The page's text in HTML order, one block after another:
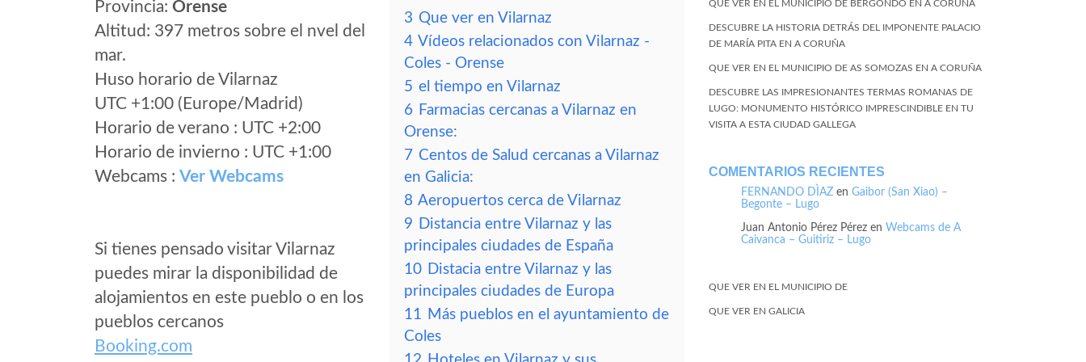
Provincia: Orense
Altitud: 397 metros sobre el nvel del
mar.
Huso horario de Vilarnaz
UTC +1:00 (Europe/Madrid)
Horario de verano : UTC +2:00
Horario de invierno : UTC +1:00
Webcams : Ver Webcams
Si tienes pensado visitar Vilarnaz
puedes mirar la disponibilidad de
alojamientos en este pueblo o en los
pueblos cercanos
Booking.com
3 Que ver en Vilarnaz
4 Vídeos relacionados con Vilarnaz -
Coles - Orense
5 el tiempo en Vilarnaz
6 Farmacias cercanas a Vilarnaz en
Orense:
7 Centos de Salud cercanas a Vilarnaz
en Galicia:
8 Aeropuertos cerca de Vilarnaz
9 Distancia entre Vilarnaz y las
principales ciudades de España
10 Distacia entre Vilarnaz y las
principales ciudades de Europa
11 Más pueblos en el ayuntamiento de
Coles
QUE VER EN EL MUNICIPIO DE BERGONDO EN A CORUÑA
DESCUBRE LA HISTORIA DETRÁS DEL IMPONENTE PALACIO
DE MARÍA PITA EN A CORUÑA
QUE VER EN EL MUNICIPIO DE AS SOMOZAS EN A CORUÑA
DESCUBRE LAS IMPRESIONANTES TERMAS ROMANAS DE
LUGO: MONUMENTO HISTÓRICO IMPRESCINDIBLE EN TU
VISITA A ESTA CIUDAD GALLEGA
COMENTARIOS RECIENTES
FERNANDO DÌAZ en Gaibor (San Xiao) –
Begonte – Lugo
Juan Antonio Pérez Pérez en Webcams de A
Caivanca – Guitiriz – Lugo
QUE VER EN EL MUNICIPIO DE
QUE VER EN GALICIA